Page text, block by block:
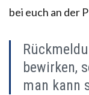
bei euch an der
bewirken,
man kann